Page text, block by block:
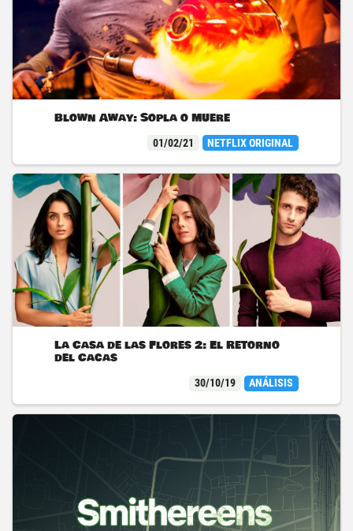
Blown Away: Sopla o muere
01/02/21 NETFLIX ORIGINAL
La Casa de las Flores 2: El Retorno
del Cacas
30/10/19 ANÁLISIS